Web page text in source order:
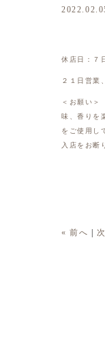
休店日：７
２１日営業
＜お願い＞
味、香りを
をご使用し
入店をお断
« 前へ